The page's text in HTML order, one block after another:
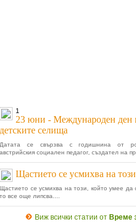
1
23 юни - Международен ден
детските селища
Датата се свързва с годишнина от
австрийския социален педагог, създател на
Щастието се усмихва на
Щастието се усмихва на този, който умее да
то все още липсва....
Виж всички статии от Време